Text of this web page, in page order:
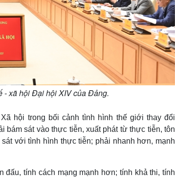
- xã hội Đại hội XIV của Đảng.
hội trong bối cảnh tình hình thế giới thay đổi
bám sát vào thực tiễn, xuất phát từ thực tiễn, tôn
với tình hình thực tiễn; phải nhanh hơn, mạnh
tính cách mạng mạnh hơn; tính khả thi, tính